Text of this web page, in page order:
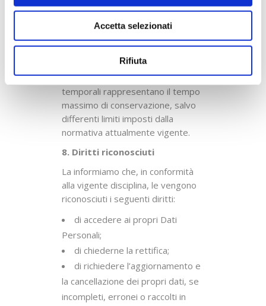
Accetta selezionati
Rifiuta
soggetti che si accreditano come
tali), il tempo di conservazione dei
dati è fissato in 3 anni dalla
registrazione, salvo estensione
richiesta ed autorizzata
dall’interessato. Tali limiti
temporali rappresentano il tempo
massimo di conservazione, salvo
differenti limiti imposti dalla
normativa attualmente vigente.
8. Diritti riconosciuti
La informiamo che, in conformità
alla vigente disciplina, le vengono
riconosciuti i seguenti diritti:
di accedere ai propri Dati
Personali;
di chiederne la rettifica;
di richiedere l’aggiornamento e
la cancellazione dei propri dati, se
incompleti, erronei o raccolti in